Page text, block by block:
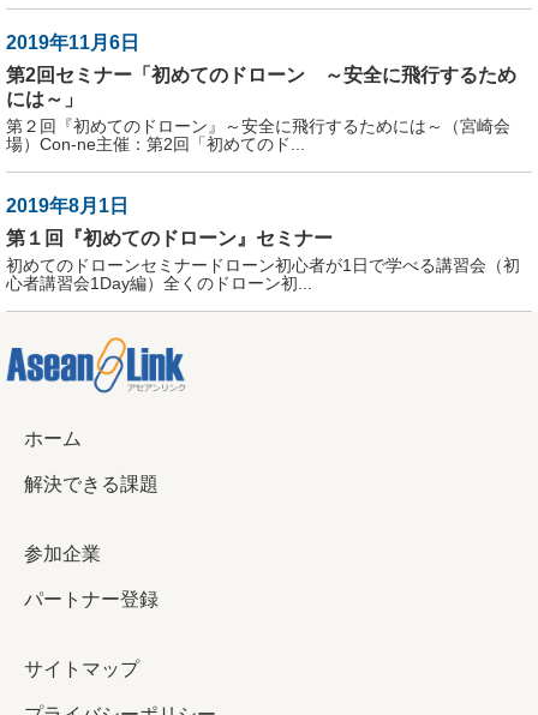
2019年11月6日
第2回セミナー「初めてのドローン ～安全に飛行するため
には～」
第２回『初めてのドローン』～安全に飛行するためには～（宮崎会
場）Con-ne主催：第2回「初めてのド...
2019年8月1日
第１回『初めてのドローン』セミナー
初めてのドローンセミナードローン初心者が1日で学べる講習会（初
心者講習会1Day編）全くのドローン初...
ホーム
解決できる課題
参加企業
パートナー登録
サイトマップ